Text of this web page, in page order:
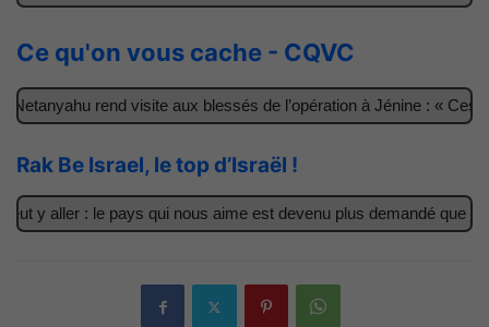
Ce qu'on vous cache - CQVC
rend visite aux blessés de l’opération à Jénine : « Ces
Rak Be Israel, le top d’Israël !
y aller : le pays qui nous aime est devenu plus demandé que